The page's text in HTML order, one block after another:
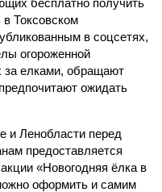
бесплатно получить
в Токсовском
в соцсетях,
огороженной
за елками, обращают
ожидать
и Ленобласти перед
предоставляется
«Новогодняя ёлка в
оформить и самим